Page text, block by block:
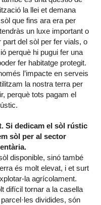
la llei et demana
que fins ara era per
un luxe important o
del sòl per fer vials, o
perquè hi pugui fer una
fer habitatge protegit.
l’impacte en serveis
la nostra terra per
perquè tots pagam el
Si dedicam el sòl rústic
sòl per al sector
disponible, sinó també
és molt elevat, i et surt
la agrícolament.
difícil tornar a la casella
dividides, són